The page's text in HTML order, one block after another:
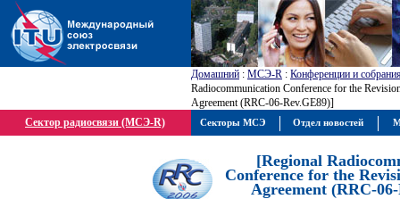
Домашний : МСЭ-R : Конференции и
Radiocommunication Conference for the
Agreement (RRC-06-Rev.GE89)]
Сектор радиосвязи (МСЭ-R)
[Regional
Conference for the
Agreement (RRC-
Секторы МСЭ Отдел новостей